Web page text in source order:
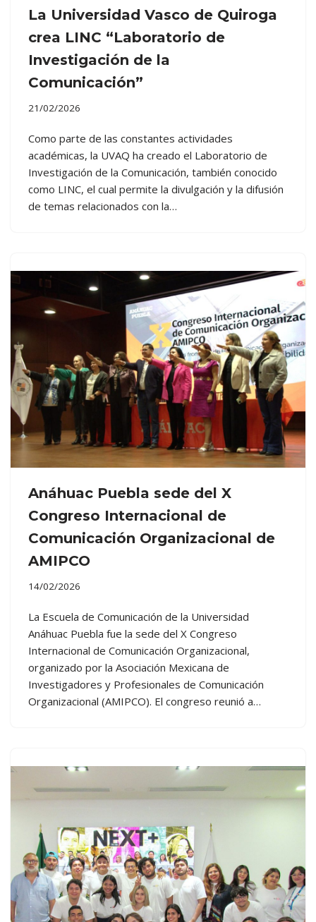
La Universidad Vasco de Quiroga
crea LINC “Laboratorio de
Investigación de la
Comunicación”
21/02/2026
Como parte de las constantes actividades
académicas, la UVAQ ha creado el Laboratorio de
Investigación de la Comunicación, también conocido
como LINC, el cual permite la divulgación y la difusión
de temas relacionados con la…
Anáhuac Puebla sede del X
Congreso Internacional de
Comunicación Organizacional de
AMIPCO
14/02/2026
La Escuela de Comunicación de la Universidad
Anáhuac Puebla fue la sede del X Congreso
Internacional de Comunicación Organizacional,
organizado por la Asociación Mexicana de
Investigadores y Profesionales de Comunicación
Organizacional (AMIPCO). El congreso reunió a…